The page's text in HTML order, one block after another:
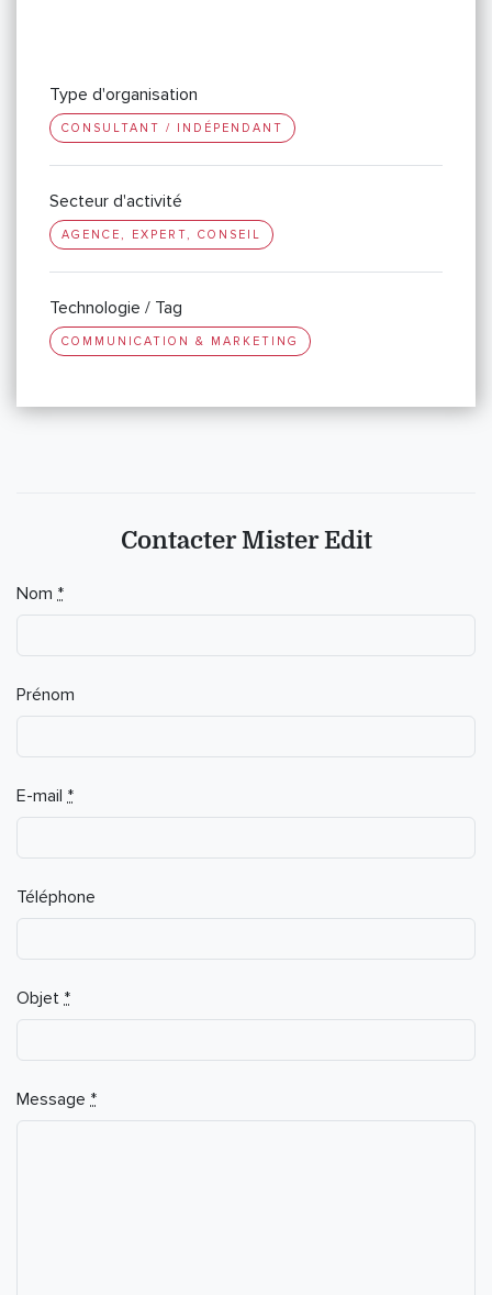
Type d'organisation
CONSULTANT / INDÉPENDANT
Secteur d'activité
AGENCE, EXPERT, CONSEIL
Technologie / Tag
COMMUNICATION & MARKETING
Contacter Mister Edit
If you
are a
this
field
Nom *
Prénom
E-mail *
Téléphone
Objet *
Message *